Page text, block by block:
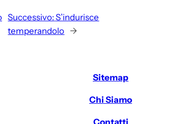
Successivo: S’indurisce
temperandolo →
Sitemap
Chi Siamo
Contatti